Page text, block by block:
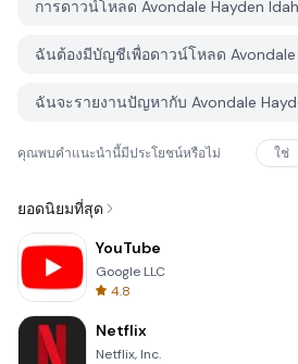
คุณพบคำแนะนำนี้มีประโยชน์หรือไม่ ใช่
ยอดนิยมที่สุด
YouTube
Google LLC
4.8
Netflix
Netflix, Inc.